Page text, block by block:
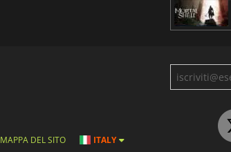
MAPPA DEL SITO ITALY